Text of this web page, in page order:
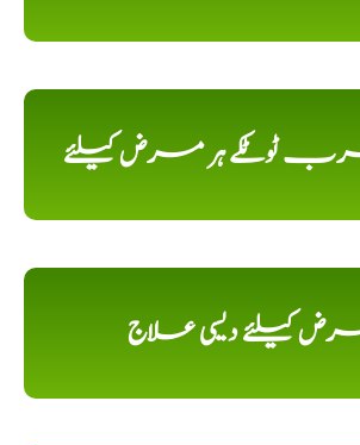
مجرب ٹوٹکے ہر مرض کیلئے
کیلئے دیسی علاج